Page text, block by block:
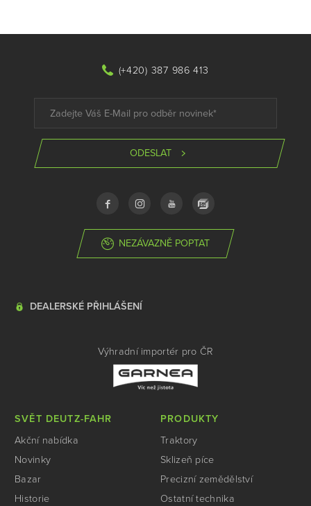
(+420) 387 986 413
ODESLAT
NEZÁVAZNĚ POPTAT
DEALERSKÉ PŘIHLÁŠENÍ
Výhradní importér pro ČR
SVĚT DEUTZ-FAHR
Akční nabídka
Novinky
Bazar
Historie
PRODUKTY
Traktory
Sklizeň píce
Precizní zemědělství
Ostatní technika